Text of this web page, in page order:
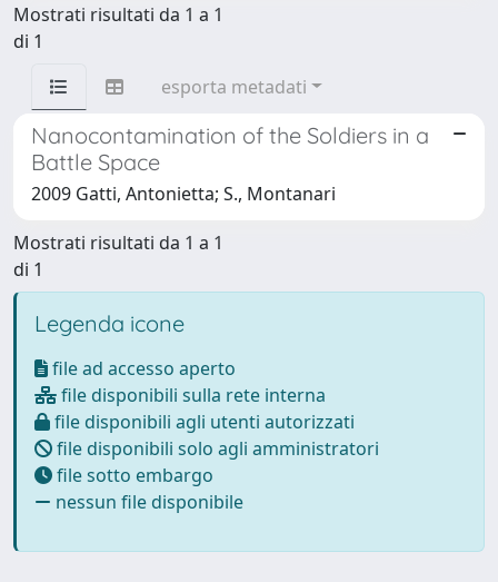
Mostrati risultati da 1 a 1
di 1
esporta metadati
Nanocontamination of the Soldiers in a
Battle Space
2009 Gatti, Antonietta; S., Montanari
Mostrati risultati da 1 a 1
di 1
Legenda icone
file ad accesso aperto
file disponibili sulla rete interna
file disponibili agli utenti autorizzati
file disponibili solo agli amministratori
file sotto embargo
nessun file disponibile